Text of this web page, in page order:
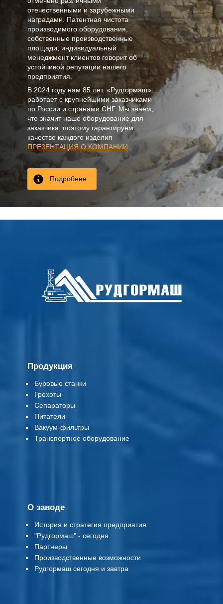
отечественными и зарубежными
наградами. Патентная чистота
производимого оборудования,
собственные производственные
площади, индивидуальный
менеджмент клиентов говорит об
устойчивой репутации нашего
предприятия.
В 2024 году нам 85 лет. «Рудгормаш»
работает с крупнейшими заказчиками
по России и странами СНГ. Мы знаем,
что значит наше оборудование для
заказчика, поэтому гарантируем
качество каждого изделия
ПРЕЗЕНТАЦИЯ О КОМПАНИИ
Подробнее
Продукция
Буровые станки
Грохоты
Сепараторы
Питатели
Вакуум-фильтры
Транспортное оборудование
О заводе
История и стратегия предприятия
"Рудгормаш" - сегодня
Партнеры
Производственные возможности
Рудгормаш сегодня и завтра